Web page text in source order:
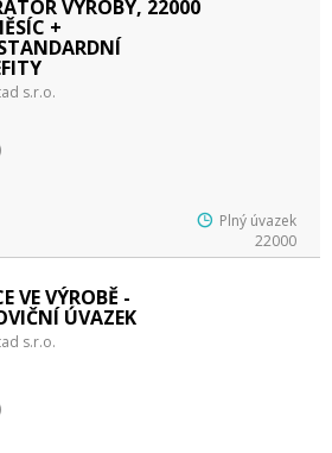
VÝROBY, 22000
+
s.r.o.
Plný úvazek
22000
VE VÝROBĚ -
ÚVAZEK
s.r.o.